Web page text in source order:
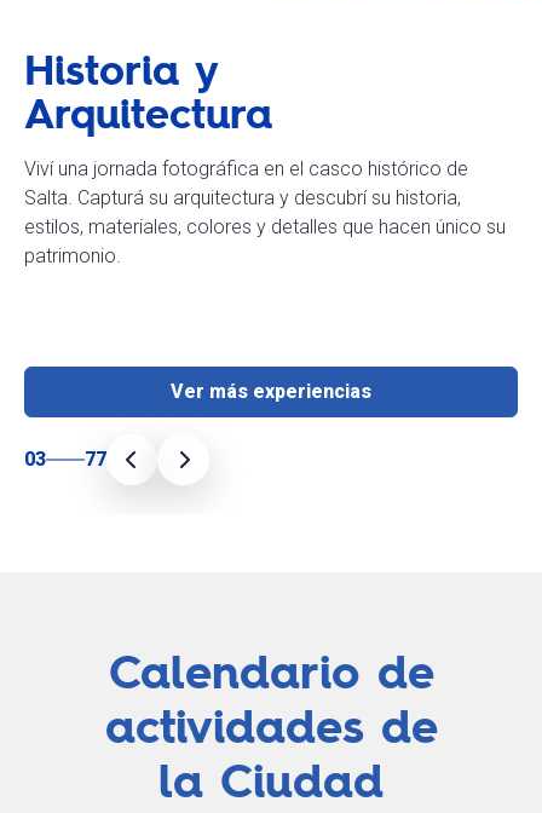
Historia y
Arquitectura
Viví una jornada fotográfica en el casco histórico de
Salta. Capturá su arquitectura y descubrí su historia,
estilos, materiales, colores y detalles que hacen único su
patrimonio.
Ver más experiencias
03 77
Calendario de
actividades de
la Ciudad